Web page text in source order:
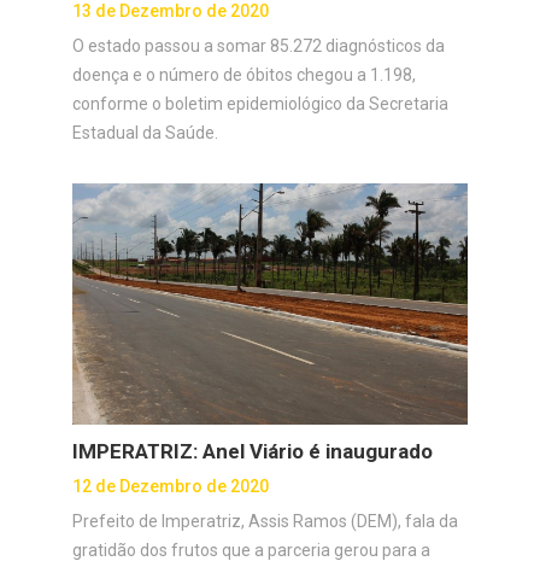
13 de Dezembro de 2020
O estado passou a somar 85.272 diagnósticos da
doença e o número de óbitos chegou a 1.198,
conforme o boletim epidemiológico da Secretaria
Estadual da Saúde.
IMPERATRIZ: Anel Viário é inaugurado
12 de Dezembro de 2020
Prefeito de Imperatriz, Assis Ramos (DEM), fala da
gratidão dos frutos que a parceria gerou para a